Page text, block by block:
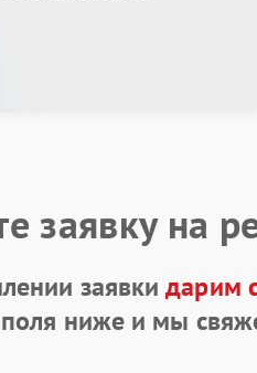
заявку на
заявкидарим
ниже и мы